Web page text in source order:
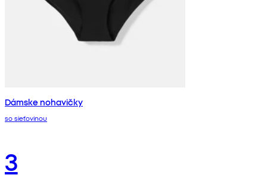
Dámske nohavičky
so sieťovinou
3